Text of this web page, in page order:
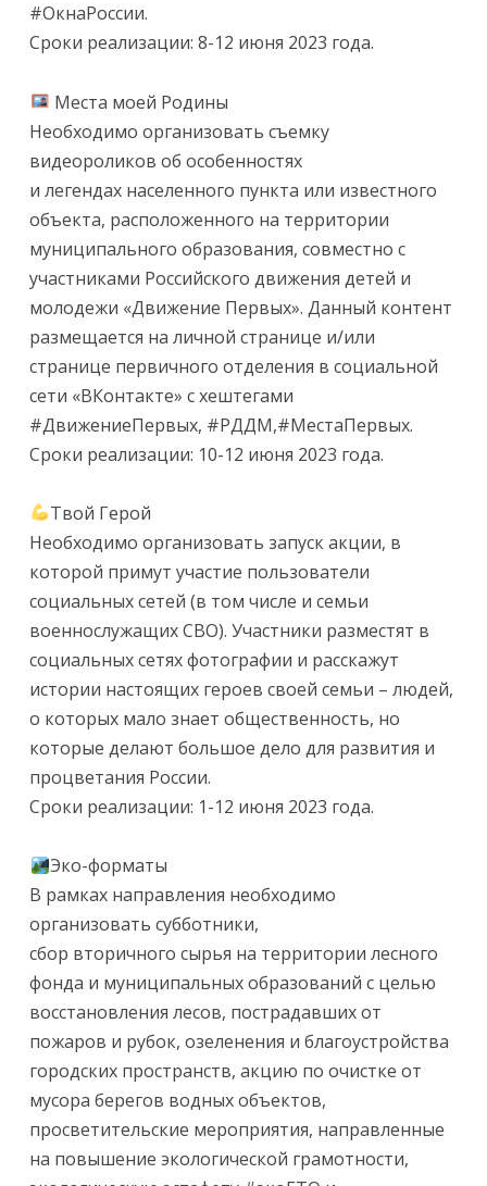
#ОкнаРоссии.
Сроки реализации: 8-12 июня 2023 года.
Места моей Родины
Необходимо организовать съемку
видеороликов об особенностях
и легендах населенного пункта или известного
объекта, расположенного на территории
муниципального образования, совместно с
участниками Российского движения детей и
молодежи «Движение Первых». Данный контент
размещается на личной странице и/или
странице первичного отделения в социальной
сети «ВКонтакте» с хештегами
#ДвижениеПервых, #РДДМ,#МестаПервых.
Сроки реализации: 10-12 июня 2023 года.
Твой Герой
Необходимо организовать запуск акции, в
которой примут участие пользователи
социальных сетей (в том числе и семьи
военнослужащих СВО). Участники разместят в
социальных сетях фотографии и расскажут
истории настоящих героев своей семьи – людей,
о которых мало знает общественность, но
которые делают большое дело для развития и
процветания России.
Сроки реализации: 1-12 июня 2023 года.
Эко-форматы
В рамках направления необходимо
организовать субботники,
сбор вторичного сырья на территории лесного
фонда и муниципальных образований с целью
восстановления лесов, пострадавших от
пожаров и рубок, озеленения и благоустройства
городских пространств, акцию по очистке от
мусора берегов водных объектов,
просветительские мероприятия, направленные
на повышение экологической грамотности,